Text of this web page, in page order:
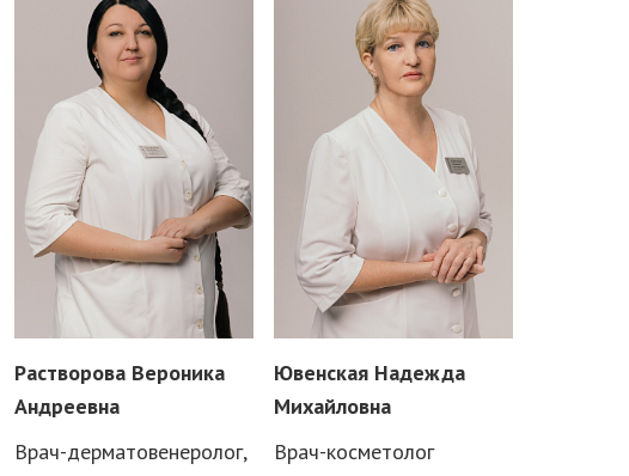
Растворова Вероника
Андреевна
Врач-дерматовенеролог,
Ювенская Надежда
Михайловна
Врач-косметолог